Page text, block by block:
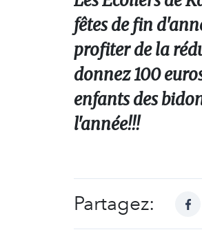
fêtes de fin
profiter de la
donnez 100
enfants des
l'année!!!
Partagez: